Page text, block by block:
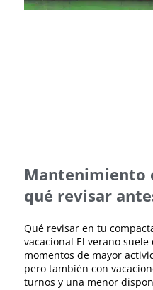
Mantenimiento
qué revisar
Qué revisar en tu
vacacional El verano
momentos de mayor
pero también con
turnos y una menor